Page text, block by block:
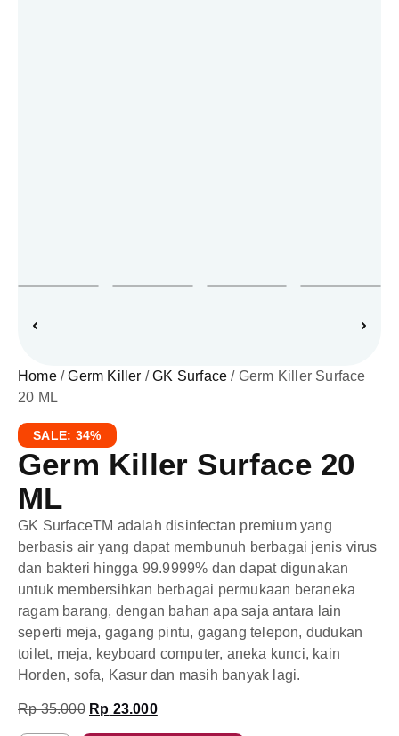
Home/Germ Killer /GK Surface / Germ Killer Surface
20 ML
SALE: 34%
Germ Killer Surface 20
ML
GK SurfaceTM adalah disinfectan premium yang
berbasis air yang dapat membunuh berbagai jenis virus
dan bakteri hingga 99.9999% dan dapat digunakan
untuk membersihkan berbagai permukaan beraneka
ragam barang, dengan bahan apa saja antara lain
seperti meja, gagang pintu, gagang telepon, dudukan
toilet, meja, keyboard computer, aneka kunci, kain
Horden, sofa, Kasur dan masih banyak lagi.
Rp35.000 Rp 23.000